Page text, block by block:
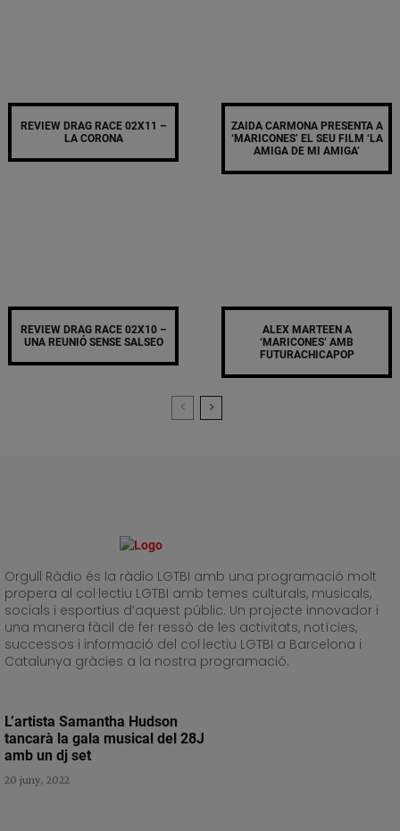
REVIEW DRAG RACE 02X11 –
LA CORONA
ZAIDA CARMONA PRESENTA A
‘MARICONES’ EL SEU FILM ‘LA
AMIGA DE MI AMIGA’
REVIEW DRAG RACE 02X10 –
UNA REUNIÓ SENSE SALSEO
ALEX MARTEEN A
‘MARICONES’ AMB
FUTURACHICAPOP
Orgull Ràdio és la ràdio LGTBI amb una programació molt
propera al col·lectiu LGTBI amb temes culturals, musicals,
socials i esportius d’aquest públic. Un projecte innovador i
una manera fàcil de fer ressò de les activitats, notícies,
successos i informació del col·lectiu LGTBI a Barcelona i
Catalunya gràcies a la nostra programació.
L’artista Samantha Hudson
tancarà la gala musical del 28J
amb un dj set
20 juny, 2022